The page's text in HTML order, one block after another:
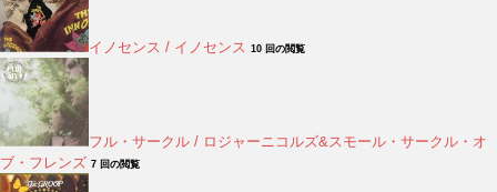
イノセンス / イノセンス 10 回の閲覧
フル・サークル / ロジャーニコルズ&スモール・サークル・オ
ブ・フレンズ 7 回の閲覧